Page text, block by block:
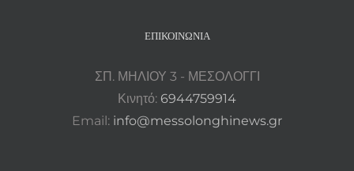
ΕΠΙΚΟΙΝΩΝΊΑ
ΣΠ. ΜΗΛΙΟΥ 3 - ΜΕΣΟΛΟΓΓΙ
Κινητό: 6944759914
Email: info@messolonghinews.gr